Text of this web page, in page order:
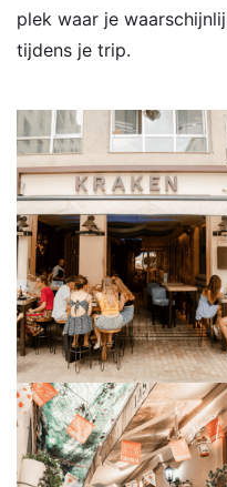
plek waar je
tijdens je trip.